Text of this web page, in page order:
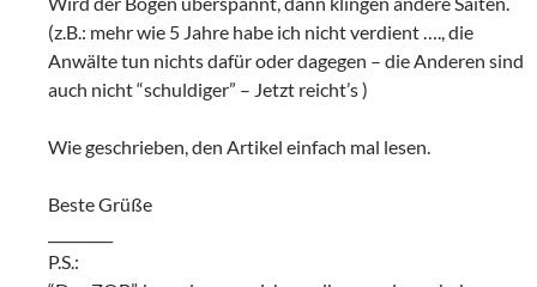
(z.B.: mehr wie 5 Jahre habe ich nicht verdient …., die
Anwälte tun nichts dafür oder dagegen – die Anderen sind
auch nicht “schuldiger” – Jetzt reicht’s )
Wie geschrieben, den Artikel einfach mal lesen.
Beste Grüße
P.S.: